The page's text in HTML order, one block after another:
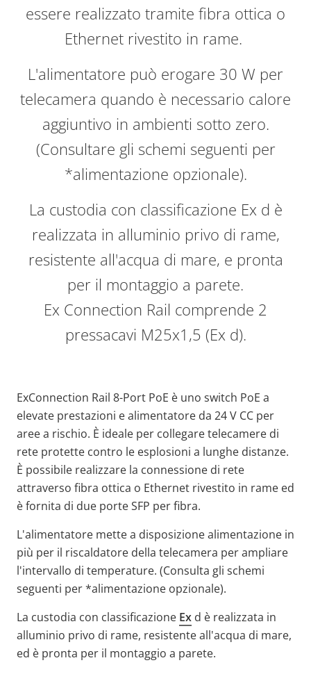
essere realizzato tramite fibra ottica o
Ethernet rivestito in rame.
L'alimentatore può erogare 30 W per
telecamera quando è necessario calore
aggiuntivo in ambienti sotto zero.
(Consultare gli schemi seguenti per
*alimentazione opzionale).
La custodia con classificazione Ex d è
realizzata in alluminio privo di rame,
resistente all'acqua di mare, e pronta
per il montaggio a parete.
Ex Connection Rail comprende 2
pressacavi M25x1,5 (Ex d).
ExConnection Rail 8-Port PoE è uno switch PoE a
elevate prestazioni e alimentatore da 24 V CC per
aree a rischio. È ideale per collegare telecamere di
rete protette contro le esplosioni a lunghe distanze.
È possibile realizzare la connessione di rete
attraverso fibra ottica o Ethernet rivestito in rame ed
è fornita di due porte SFP per fibra.
L'alimentatore mette a disposizione alimentazione in
più per il riscaldatore della telecamera per ampliare
l'intervallo di temperature. (Consulta gli schemi
seguenti per *alimentazione opzionale).
La custodia con classificazione Ex d è realizzata in
alluminio privo di rame, resistente all'acqua di mare,
ed è pronta per il montaggio a parete.